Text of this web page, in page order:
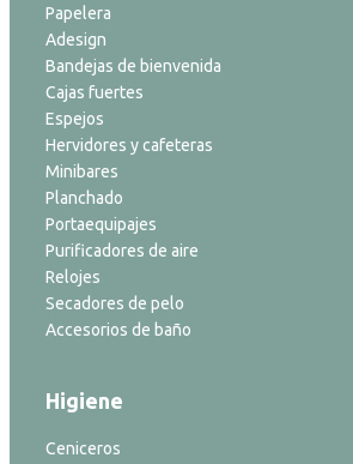
Papelera
Adesign
Bandejas de bienvenida
Cajas fuertes
Espejos
Hervidores y cafeteras
Minibares
Planchado
Portaequipajes
Purificadores de aire
Relojes
Secadores de pelo
Accesorios de baño
Higiene
Ceniceros